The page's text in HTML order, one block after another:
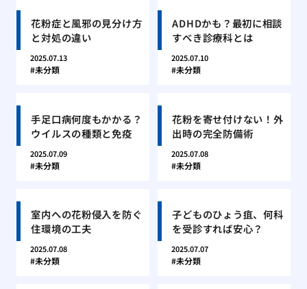
花粉症と風邪の見分け方
と対処の違い
2025.07.13
未分類
ADHDかも？最初に相談
すべき診療科とは
2025.07.10
未分類
手足口病何度もかかる？
ウイルスの種類と免疫
2025.07.09
未分類
花粉を寄せ付けない！外
出時の完全防備術
2025.07.08
未分類
室内への花粉侵入を防ぐ
住環境の工夫
2025.07.08
未分類
子どものひょう疽、何科
を受診すれば安心？
2025.07.07
未分類